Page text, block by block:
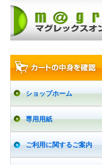
ショップホーム
専用用紙
ご利用に関するご案内